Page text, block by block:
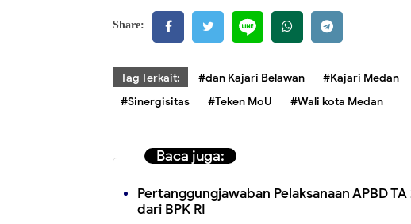
Share:
Tag Terkait: #dan Kajari Belawan #Kajari Medan
#Sinergisitas
#Teken MoU #Wali kota Medan
Baca juga:
Pertanggungjawaban Pelaksanaan APBD
dari BPK RI